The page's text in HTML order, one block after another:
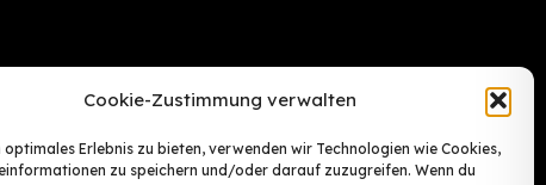
Cookie-Zustimmung verwalten
optimales Erlebnis zu bieten, verwenden wir Technologien wie Cookies,
zu speichern und/oder darauf zuzugreifen. Wenn du